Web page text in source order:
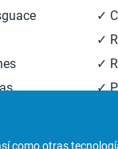
✓
✓
✓
✓
como otras